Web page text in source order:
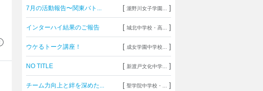
7月の活動報告〜関東バト... [ 瀧野川女子学園... ]
インターハイ結果のご報告 [ 城北中学校・高... ]
ウケるトーク講座！ [ 成女学園中学校... ]
NO TITLE [ 新渡戸文化中学... ]
チーム力向上と絆を深めた... [ 聖学院中学校・... ]